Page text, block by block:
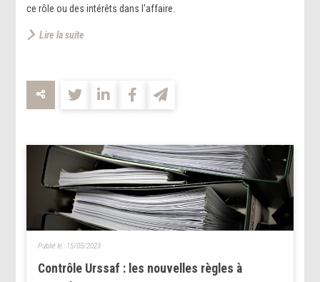
ce rôle ou des intérêts dans l'affaire.
Lire la suite
Contrôle Urssaf : les nouvelles règles à
Publié le : 15/05/2023